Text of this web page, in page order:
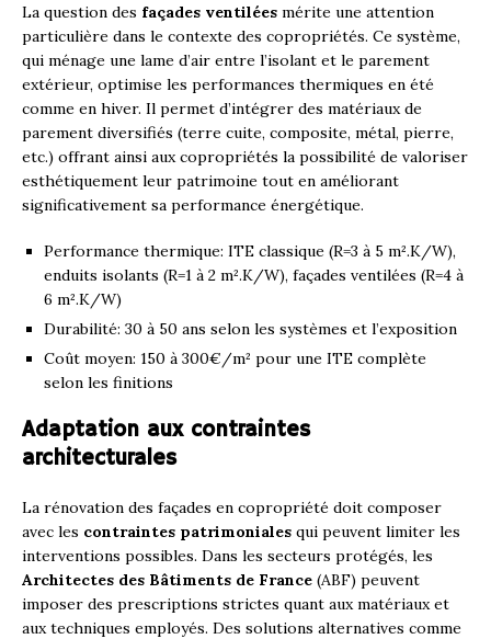
La question des façades ventilées mérite une attention
particulière dans le contexte des copropriétés. Ce système,
qui ménage une lame d’air entre l’isolant et le parement
extérieur, optimise les performances thermiques en été
comme en hiver. Il permet d’intégrer des matériaux de
parement diversifiés (terre cuite, composite, métal, pierre,
etc.) offrant ainsi aux copropriétés la possibilité de valoriser
esthétiquement leur patrimoine tout en améliorant
significativement sa performance énergétique.
Performance thermique: ITE classique (R=3 à 5 m².K/W),
enduits isolants (R=1 à 2 m².K/W), façades ventilées (R=4 à
6 m².K/W)
Durabilité: 30 à 50 ans selon les systèmes et l’exposition
Coût moyen: 150 à 300€/m² pour une ITE complète
selon les finitions
Adaptation aux contraintes
architecturales
La rénovation des façades en copropriété doit composer
avec les contraintes patrimoniales qui peuvent limiter les
interventions possibles. Dans les secteurs protégés, les
Architectes des Bâtiments de France (ABF) peuvent
imposer des prescriptions strictes quant aux matériaux et
aux techniques employés. Des solutions alternatives comme